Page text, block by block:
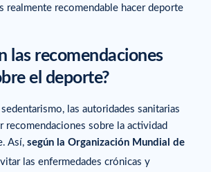
realmente recomendable hacer deporte
las recomendaciones
el deporte?
las autoridades sanitarias
recomendaciones sobre la actividad
Así, según la Organización Mundial de
las enfermedades crónicas y